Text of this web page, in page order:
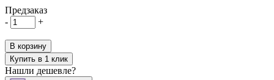
Предзаказ
-
+
В корзину
Купить в 1 клик
Нашли дешевле?